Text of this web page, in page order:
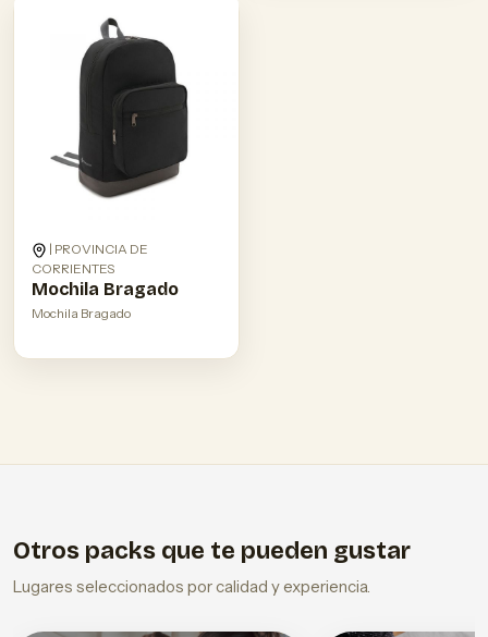
| PROVINCIA DE
CORRIENTES
Mochila Bragado
Mochila Bragado
Otros packs que te pueden gustar
Lugares seleccionados por calidad y experiencia.